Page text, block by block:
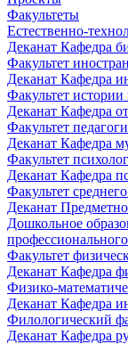
Факультеты
Естественно-
Деканат Кафедра
Факультет
Деканат Кафедра
Факультет истории
Деканат Кафедра
Факультет
Деканат Кафедра
Факультет
Деканат Кафедра
Факультет
Деканат
Дошкольное
Факультет
Деканат Кафедра
Физико-
Деканат Кафедра
Филологический
Деканат Кафедра